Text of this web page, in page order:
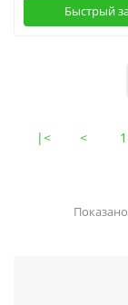
Быстрый
|< < 1